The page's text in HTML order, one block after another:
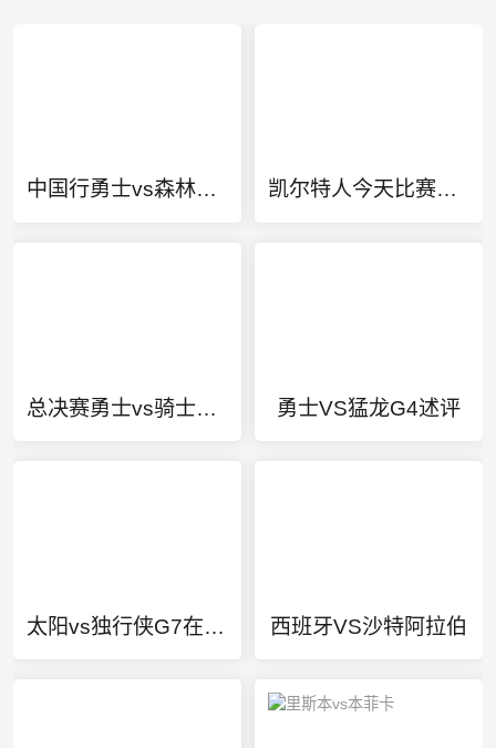
中国行勇士vs森林狼入场介绍 凯尔特人今天比赛直播
总决赛勇士vs骑士高清 勇士VS猛龙G4述评
太阳vs独行侠G7在哪打 西班牙VS沙特阿拉伯